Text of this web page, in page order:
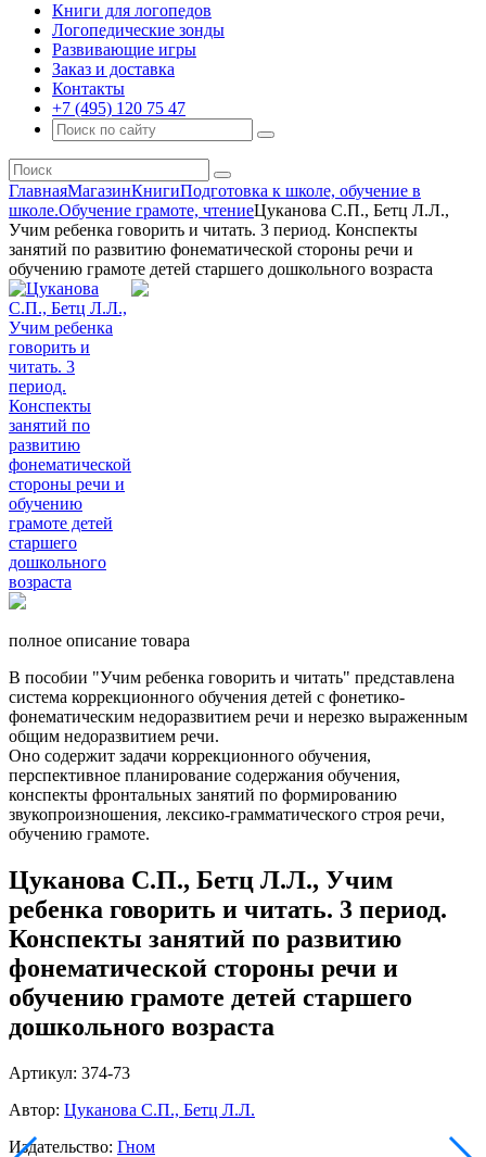
Книги для логопедов
Логопедические зонды
Развивающие игры
Заказ и доставка
Контакты
+7 (495) 120 75 47
ГлавнаяМагазинКнигиПодготовка к школе, обучение в
школе.Обучение грамоте, чтениеЦуканова С.П., Бетц Л.Л.,
Учим ребенка говорить и читать. 3 период. Конспекты
занятий по развитию фонематической стороны речи и
обучению грамоте детей старшего дошкольного возраста
полное описание товара
В пособии "Учим ребенка говорить и читать" представлена
система коррекционного обучения детей с фонетико-
фонематическим недоразвитием речи и нерезко выраженным
общим недоразвитием речи.
Оно содержит задачи коррекционного обучения,
перспективное планирование содержания обучения,
конспекты фронтальных занятий по формированию
звукопроизношения, лексико-грамматического строя речи,
обучению грамоте.
Цуканова С.П., Бетц Л.Л., Учим
ребенка говорить и читать. 3 период.
Конспекты занятий по развитию
фонематической стороны речи и
обучению грамоте детей старшего
дошкольного возраста
Артикул: 374-73
Автор: Цуканова С.П., Бетц Л.Л.
Издательство: Гном